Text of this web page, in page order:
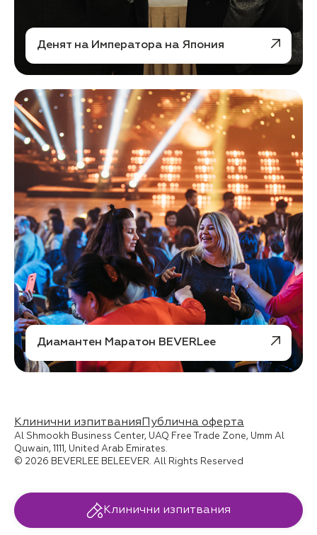
Денят на Императора на Япония
Диамантен Маратон BEVERLee
© 2026 BEVERLEE BELEEVER. All Rights Reserved
Al Shmookh Business Center, UAQ Free Trade Zone, Umm Al
Quwain, 1111, United Arab Emirates.
Клинични изпитвания Публична оферта
Клинични изпитвания